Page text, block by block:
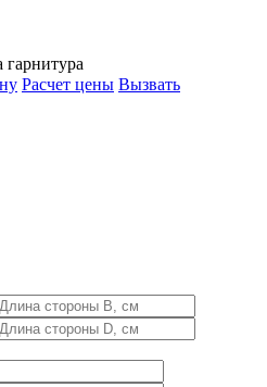
гарнитура
Расчет цены Вызвать